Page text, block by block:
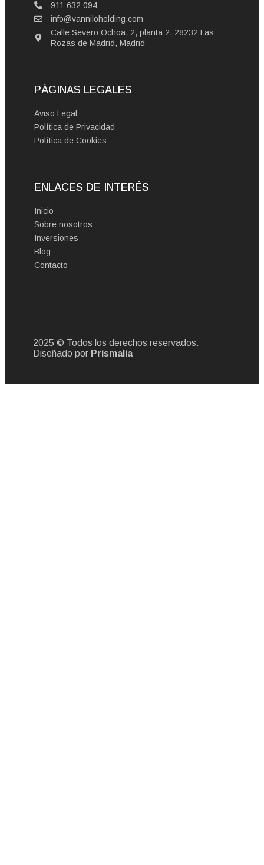
911 632 094
info@vanniloholding.com
Calle Severo Ochoa, 2, planta 2. 28232 Las
Rozas de Madrid, Madrid
PÁGINAS LEGALES
Aviso Legal
Política de Privacidad
Política de Cookies
ENLACES DE INTERÉS
Inicio
Sobre nosotros
Inversiones
Blog
Contacto
2025 © Todos los derechos reservados.
Diseñado por Prismalia